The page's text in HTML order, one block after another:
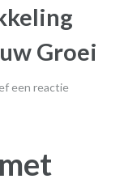
Groei
een reactie